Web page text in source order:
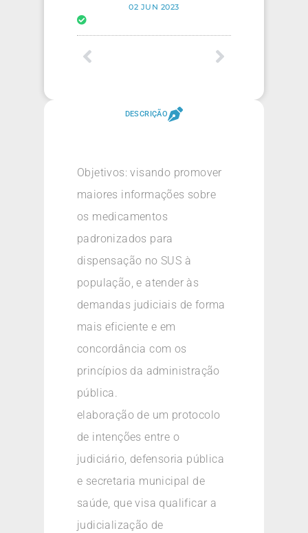
02 JUN 2023
DESCRIÇÃO
Objetivos: visando promover
maiores informações sobre
os medicamentos
padronizados para
dispensação no SUS à
população, e atender às
demandas judiciais de forma
mais eficiente e em
concordância com os
princípios da administração
pública.
elaboração de um protocolo
de intenções entre o
judiciário, defensoria pública
e secretaria municipal de
saúde, que visa qualificar a
judicialização de